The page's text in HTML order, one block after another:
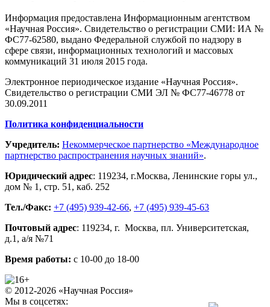
Информация предоставлена Информационным агентством
«Научная Россия». Свидетельство о регистрации СМИ: ИА №
ФС77-62580, выдано Федеральной службой по надзору в
сфере связи, информационных технологий и массовых
коммуникаций 31 июля 2015 года.
Электронное периодическое издание «Научная Россия».
Свидетельство о регистрации СМИ ЭЛ № ФС77-46778 от
30.09.2011
Политика конфиденциальности
Учредитель: Некоммерческое партнерство «Международное
партнерство распространения научных знаний».
Юридический адрес: 119234, г.Москва, Ленинские горы ул.,
дом № 1, стр. 51 , каб. 252
Тел./Факс: +7 (495) 939-42-66, +7 (495) 939-45-63
Почтовый адрес: 119234, г. Москва, пл. Университетская,
д.1 , а/я №71
Время работы: с 10-00 до 18-00
© 2012-2026 «Научная Россия»
Мы в соцсетях: